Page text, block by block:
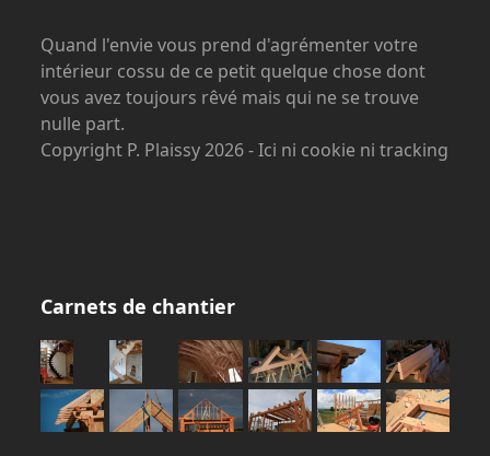
Quand l'envie vous prend d'agrémenter votre
intérieur cossu de ce petit quelque chose dont
vous avez toujours rêvé mais qui ne se trouve
nulle part.
Copyright P. Plaissy 2026 - Ici ni cookie ni tracking
Carnets de chantier